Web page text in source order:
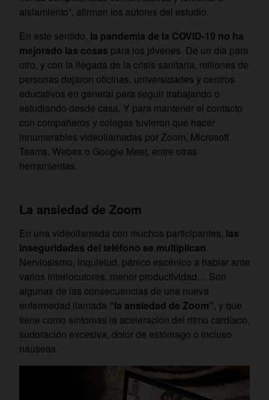
aislamiento”, afirman los autores del estudio.
En este sentido, la pandemia de la COVID-19 no ha
mejorado las cosas para los jóvenes. De un día para
otro, y con la llegada de la crisis sanitaria, millones de
personas dejaron oficinas, universidades y centros
educativos en general para seguir trabajando o
estudiando desde casa. Y para mantener el contacto
con compañeros y colegas tuvieron que hacer
innumerables videollamadas por Zoom, Microsoft
Teams, Webex o Google Meet, entre otras
herramientas.
La ansiedad de Zoom
En una videollamada con muchos participantes, las
inseguridades del teléfono se multiplican.
Nerviosismo, inquietud, pánico escénico a hablar ante
varios interlocutores, menor productividad… Son
algunas de las consecuencias de una nueva
enfermedad llamada “la ansiedad de Zoom”, y que
tiene como síntomas la aceleración del ritmo cardíaco,
sudoración excesiva, dolor de estómago o incluso
náuseas.